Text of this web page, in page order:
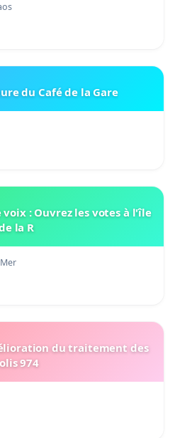
du Café de la Gare
: Ouvrez les votes à l'île
la R
du traitement des
974